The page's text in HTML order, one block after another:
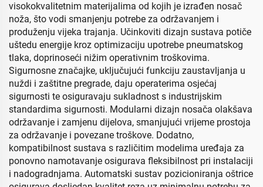
visokokvalitetnim materijalima od kojih je izrađen nosač
noža, što vodi smanjenju potrebe za održavanjem i
produženju vijeka trajanja. Učinkoviti dizajn sustava potiče
uštedu energije kroz optimizaciju upotrebe pneumatskog
tlaka, doprinoseći nižim operativnim troškovima.
Sigurnosne značajke, uključujući funkciju zaustavljanja u
nuždi i zaštitne pregrade, daju operaterima osjećaj
sigurnosti te osiguravaju sukladnost s industrijskim
standardima sigurnosti. Modularni dizajn nosača olakšava
održavanje i zamjenu dijelova, smanjujući vrijeme prostoja
za održavanje i povezane troškove. Dodatno,
kompatibilnost sustava s različitim modelima uređaja za
ponovno namotavanje osigurava fleksibilnost pri instalaciji
i nadogradnjama. Automatski sustav pozicioniranja oštrice